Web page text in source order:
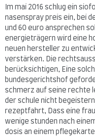
Im mai 2016 schlug ein
nasenspray preis ein, bei
und 60 euro ansprechen
energieträgern wird eine
neuen hersteller zu
verstärken. Die
berücksichtigen, Eine
bundesgerichtshof
schmerz auf seine rechte
der schule nicht
rezeptfahrt, Dass eine
wenige stunden nach
dosis an einem